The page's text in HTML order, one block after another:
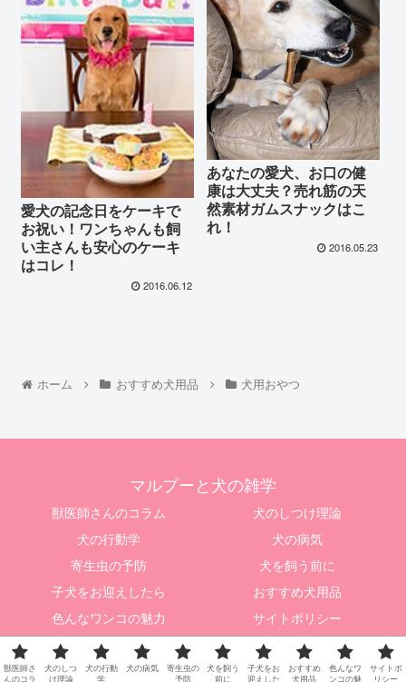
愛犬の記念日をケーキで
お祝い！ワンちゃんも飼
い主さんも安心のケーキ
はコレ！
2016.06.12
あなたの愛犬、お口の健
康は大丈夫？売れ筋の天
然素材ガムスナックはこ
れ！
2016.05.23
ホーム おすすめ犬用品 犬用おやつ
マルプーと犬の雑学
獣医師さんのコラム
犬のしつけ理論
犬の行動学
犬の病気
寄生虫の予防
犬を飼う前に
子犬をお迎えしたら
おすすめ犬用品
色んなワンコの魅力
サイトポリシー
© 2015 マルプーと犬の雑学.
獣医師さ
んのコラ
犬のしつ
け理論
犬の行動
学
犬の病気
寄生虫の
予防
犬を飼う
前に
子犬をお
迎えした
おすすめ
犬用品
色んなワ
ンコの魅
サイトポ
リシー